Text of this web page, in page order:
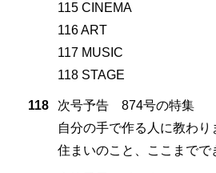
115 CINEMA
116 ART
117 MUSIC
118 STAGE
118
次号予告 874号の特集
自分の手で作る人に教わり
住まいのこと、ここまでで